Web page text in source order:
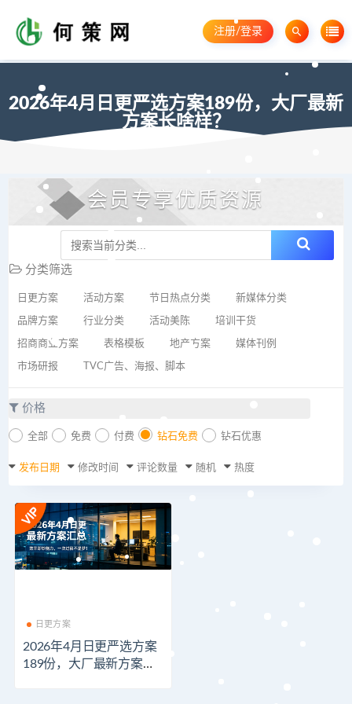
注册/登录
2026年4月日更严选方案189份，大厂最新
方案长啥样？
会员专享优质资源
分类筛选
日更方案 活动方案 节日热点分类 新媒体分类
品牌方案 行业分类 活动美陈 培训干货
招商商业方案 表格模板 地产方案 媒体刊例
市场研报 TVC广告、海报、脚本
价格
全部 免费 付费 钻石免费 钻石优惠
发布日期 修改时间 评论数量 随机 热度
日更方案
2026年4月日更严选方案
189份，大厂最新方案长